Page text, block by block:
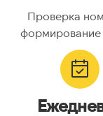
Код страны:
ГЕОЛОКАЦИЯ
Географическое
описание:
Проверка
формирование